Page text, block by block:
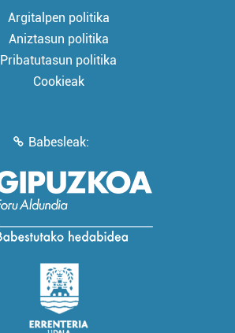
Argitalpen politika
Aniztasun politika
Pribatutasun politika
Cookieak
Babesleak: